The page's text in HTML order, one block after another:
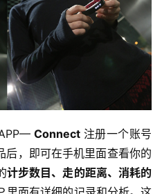
Connect 注册一个账号
后，即可在手机里面查看你的
计步数目、走的距离、消耗的